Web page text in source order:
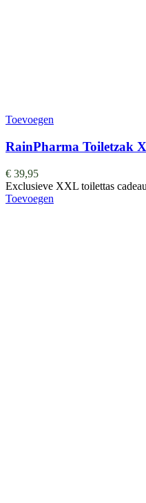
Toevoegen
RainPharma Toiletzak
€ 39,95
Exclusieve XXL toilettas
Toevoegen